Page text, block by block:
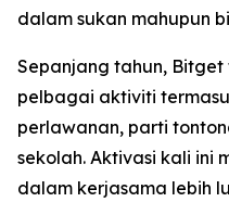
dalam sukan mahupun
Sepanjang tahun,
pelbagai aktiviti
perlawanan, parti
sekolah. Aktivasi kali ini
dalam kerjasama lebih